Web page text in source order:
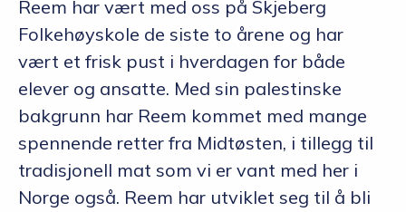
Reem har vært med oss på Skjeberg
Folkehøyskole de siste to årene og har
vært et frisk pust i hverdagen for både
elever og ansatte. Med sin palestinske
bakgrunn har Reem kommet med mange
spennende retter fra Midtøsten, i tillegg til
tradisjonell mat som vi er vant med her i
Norge også. Reem har utviklet seg til å bli